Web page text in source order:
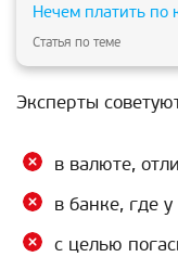
Нечем платить по
Статья по теме
Эксперты
в валюте,
в банке, где
с целью